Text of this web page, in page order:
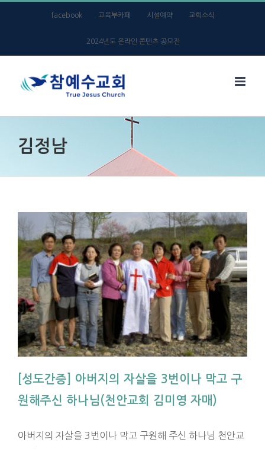
facebook 교육부카페 시설예약 교회소식
2024년도 온라인 콘텐츠 공모전
김정남
[성도간증] 아버지의 자살을 3번이나 막고 구
원해주신 하나님(천안교회 김미영 자매)
아버지의 자살을 3번이나 막고 구원해 주신 하나님 천안교